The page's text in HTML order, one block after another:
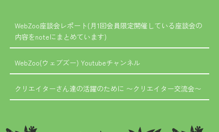
WebZoo座談会レポート(月1回会員限定開催している座談会の
内容をnoteにまとめています)
WebZoo(ウェブズー) Youtubeチャンネル
クリエイターさん達の活躍のために 〜クリエイター交流会〜